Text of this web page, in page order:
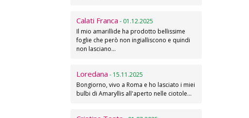
Calati Franca - 01.12.2025
Il mio amarillide ha prodotto bellissime
foglie che però non ingialliscono e quindi
non lasciano…
Loredana - 15.11.2025
Bongiorno, vivo a Roma e ho lasciato i miei
bulbi di Amaryllis all'aperto nelle ciotole…